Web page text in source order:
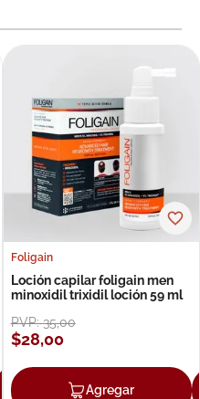
Agregar
Foligain
Loción capilar foligain men
minoxidil trixidil loción 59 ml
PVP:35,00
$28,00
Agregar